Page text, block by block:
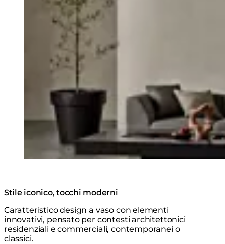
Stile iconico, tocchi moderni
Caratteristico design a vaso con elementi
innovativi, pensato per contesti architettonici
residenziali e commerciali, contemporanei o
classici.